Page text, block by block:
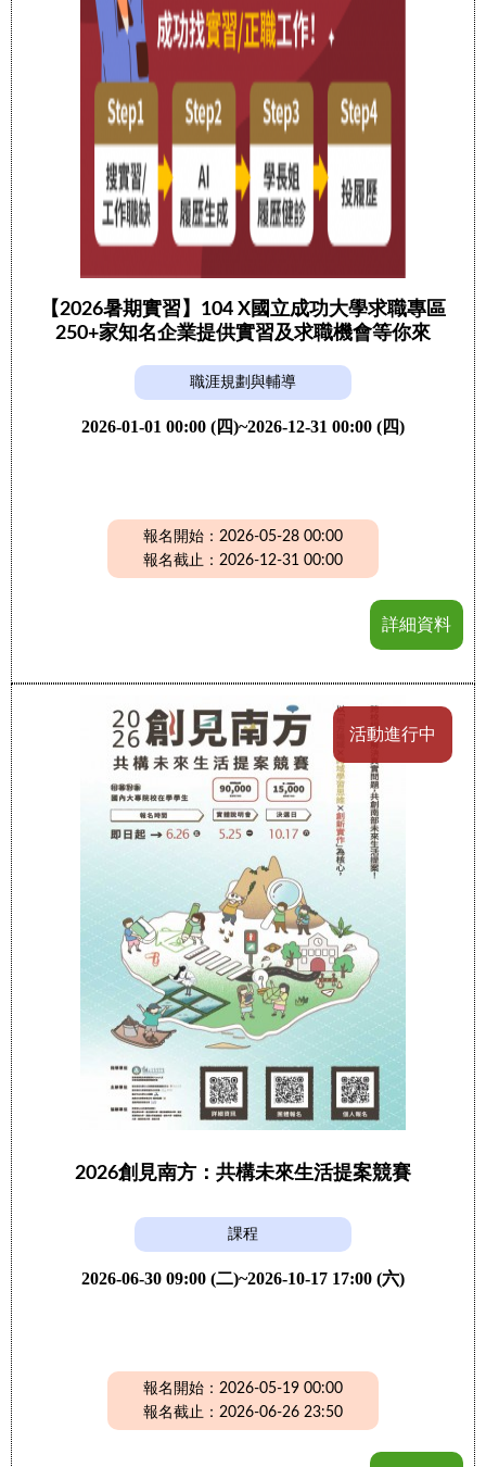
【2026暑期實習】104 X國立成功大學求職專區
250+家知名企業提供實習及求職機會等你來
職涯規劃與輔導
2026-01-01 00:00 (四)~2026-12-31 00:00 (四)
報名開始：2026-05-28 00:00
報名截止：2026-12-31 00:00
詳細資料
活動進行中
2026創見南方：共構未來生活提案競賽
課程
2026-06-30 09:00 (二)~2026-10-17 17:00 (六)
報名開始：2026-05-19 00:00
報名截止：2026-06-26 23:50